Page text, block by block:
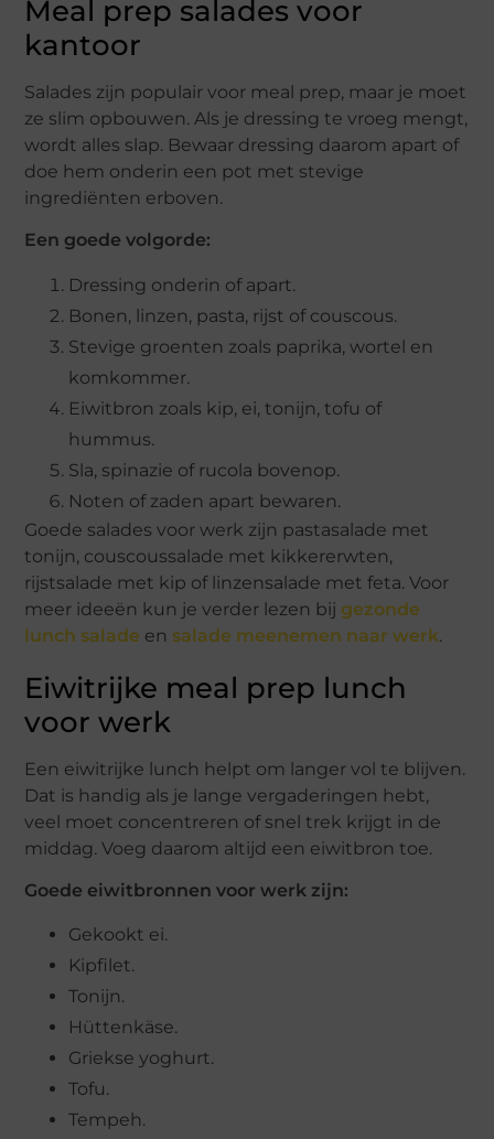
Meal prep salades voor
kantoor
Salades zijn populair voor meal prep, maar je moet
ze slim opbouwen. Als je dressing te vroeg mengt,
wordt alles slap. Bewaar dressing daarom apart of
doe hem onderin een pot met stevige
ingrediënten erboven.
Een goede volgorde:
Dressing onderin of apart.
Bonen, linzen, pasta, rijst of couscous.
Stevige groenten zoals paprika, wortel en
komkommer.
Eiwitbron zoals kip, ei, tonijn, tofu of
hummus.
Sla, spinazie of rucola bovenop.
Noten of zaden apart bewaren.
Goede salades voor werk zijn pastasalade met
tonijn, couscoussalade met kikkererwten,
rijstsalade met kip of linzensalade met feta. Voor
meer ideeën kun je verder lezen bij gezonde
lunch salade en salade meenemen naar werk.
Eiwitrijke meal prep lunch
voor werk
Een eiwitrijke lunch helpt om langer vol te blijven.
Dat is handig als je lange vergaderingen hebt,
veel moet concentreren of snel trek krijgt in de
middag. Voeg daarom altijd een eiwitbron toe.
Goede eiwitbronnen voor werk zijn:
Gekookt ei.
Kipfilet.
Tonijn.
Hüttenkäse.
Griekse yoghurt.
Tofu.
Tempeh.